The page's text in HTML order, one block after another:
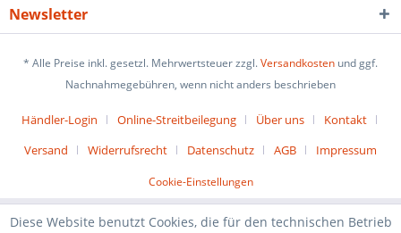
Newsletter
* Alle Preise inkl. gesetzl. Mehrwertsteuer zzgl.Versandkosten und ggf.
Nachnahmegebühren, wenn nicht anders beschrieben
Händler-Login Online-Streitbeilegung Über uns
Kontakt
Versand
Widerrufsrecht Datenschutz AGB Impressum
Cookie-Einstellungen
Diese Website benutzt Cookies, die für den technischen Betrieb